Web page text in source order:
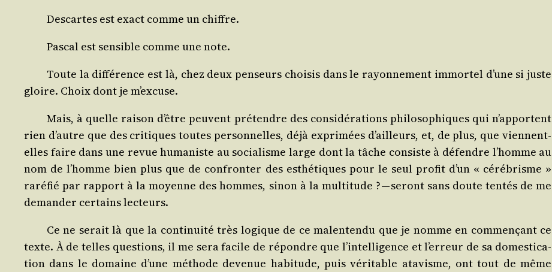
Des­cartes est exact comme un chiffre.
Pas­cal est sen­sible comme une note.
Toute la dif­fé­rence est là, chez deux pen­seurs choi­sis dans le rayon­ne­ment immor­tel d’une si juste
gloire. Choix dont je m’excuse.
Mais, à quelle rai­son d’être peuvent pré­tendre des consi­dé­ra­tions phi­lo­so­phiques qui n’apportent
rien d’autre que des cri­tiques toutes per­son­nelles, déjà expri­mées d’ailleurs, et, de plus, que viennent-
elles faire dans une revue huma­niste au socia­lisme large dont la tâche consiste à défendre l’homme au
nom de l’homme bien plus que de confron­ter des esthé­tiques pour le seul pro­fit d’un « céré­brisme »
raré­fié par rap­port à la moyenne des hommes, sinon à la mul­ti­tude ? — seront sans doute ten­tés de me
deman­der cer­tains lecteurs.
Ce ne serait là que la conti­nui­té très logique de ce mal­en­ten­du que je nomme en com­men­çant ce
texte. À de telles ques­tions, il me sera facile de répondre que l’intelligence et l’erreur de sa domes­ti­ca­
tion dans le domaine d’une méthode deve­nue habi­tude, puis véri­table ata­visme, ont tout de même